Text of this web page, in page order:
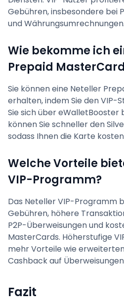
Gebühren, insbesondere bei
und Währungsumrechnungen.
Wie bekomme ich
Prepaid
Sie können eine Neteller
erhalten, indem Sie den VIP-
Sie sich über eWalletBooster
können Sie schneller den
sodass Ihnen die Karte
Welche Vorteile
VIP-Programm?
Das Neteller VIP-Programm
Gebühren, höhere
P2P-Überweisungen und
MasterCards. Höherstufige
mehr Vorteile wie
Cashback auf
Fazit